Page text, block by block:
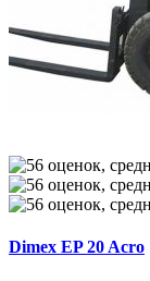
Dimex EP 20 Acro